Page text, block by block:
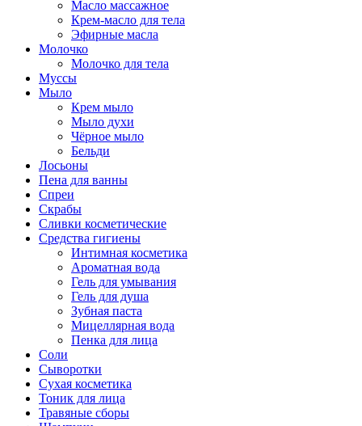
Масло массажное
Крем-масло для тела
Эфирные масла
Молочко
Молочко для тела
Муссы
Мыло
Крем мыло
Мыло духи
Чёрное мыло
Бельди
Лосьоны
Пена для ванны
Спреи
Скрабы
Сливки косметические
Средства гигиены
Интимная косметика
Ароматная вода
Гель для умывания
Гель для душа
Зубная паста
Мицеллярная вода
Пенка для лица
Соли
Сыворотки
Сухая косметика
Тоник для лица
Травяные сборы